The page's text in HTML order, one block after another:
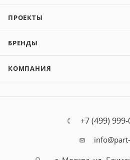
ПРОЕКТЫ
БРЕНДЫ
КОМПАНИЯ
+7 (499)